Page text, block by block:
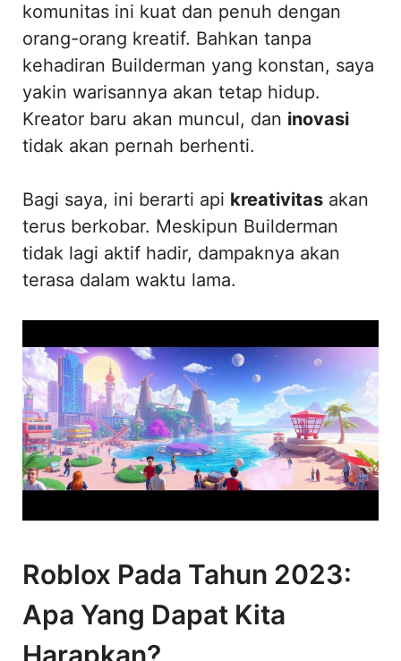
komunitas ini kuat dan penuh dengan
orang-orang kreatif. Bahkan tanpa
kehadiran Builderman yang konstan, saya
yakin warisannya akan tetap hidup.
Kreator baru akan muncul, dan inovasi
tidak akan pernah berhenti.
Bagi saya, ini berarti api kreativitas akan
terus berkobar. Meskipun Builderman
tidak lagi aktif hadir, dampaknya akan
terasa dalam waktu lama.
Roblox Pada Tahun 2023:
Apa Yang Dapat Kita